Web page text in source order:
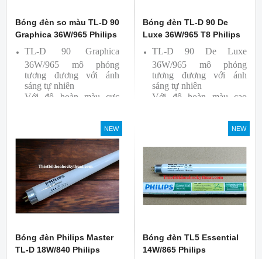
Bóng đèn so màu TL-D 90
Graphica 36W/965 Philips
TL-D 90 Graphica
36W/965 mô phỏng
tương đương với ánh
sáng tự nhiên
Với độ hoàn màu cực
Sản phẩm được sản xuất
bởi hãng Philips, xuất xứ
Ba lan
Bóng đèn TL-D 90 De
Luxe 36W/965 T8 Philips
TL-D 90 De Luxe
36W/965 mô phỏng
tương đương với ánh
sáng tự nhiên
Với độ hoàn màu cao
Sản phẩm được sản xuất
NEW
Bóng đèn Philips Master
TL-D 18W/840 Philips
NEW
Bóng đèn TL5 Essential
14W/865 Philips